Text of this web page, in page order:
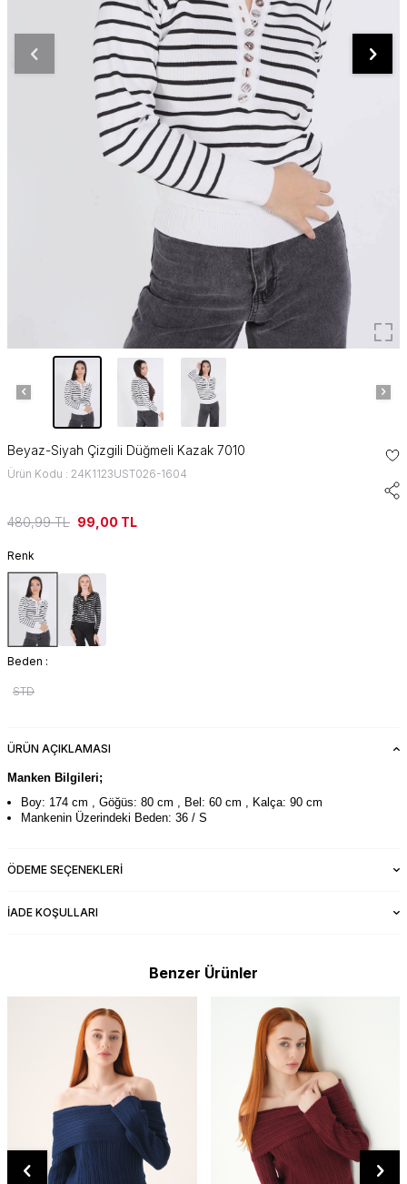
Beyaz-Siyah Çizgili Düğmeli Kazak 7010
Ürün Kodu : 24K1123UST026-1604
480,99TL 99,00 TL
Renk
Beden :
STD
ÜRÜN AÇIKLAMASI
Manken Bilgileri;
Boy: 174 cm , Göğüs: 80 cm , Bel: 60 cm , Kalça: 90 cm
Mankenin Üzerindeki Beden: 36 / S
ÖDEME SEÇENEKLERI
İADE KOŞULLARI
Benzer Ürünler